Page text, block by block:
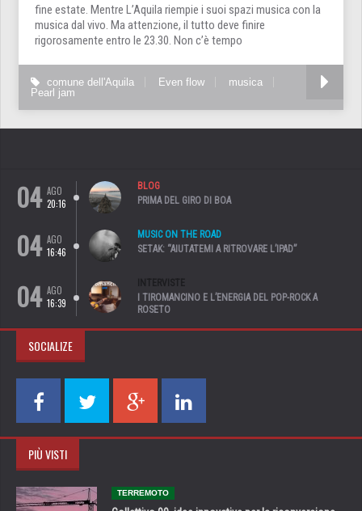
fine estate. Mentre L’Aquila riempie i suoi spazi musica con la
musica dal vivo. Ma attenzione, il tutto deve finire
rigorosamente entro le 23.30. Non c’è tempo
comune dell'Aquila Even flow
musica
Pearl jam
04 AGO
20:16
BLOG
PRIMA DEL GIRO DI BOA
04 AGO
16:46
MUSIC ON THE ROAD
SETAK: “AIUTATEMI A RITROVARE L’IPAD”
04 AGO
16:39
INTERVISTE
I TIROMANCINO E L’ENERGIA DEL POP-ROCK A
ROSETO
SOCIALIZE
PIÙ VISTI
TERREMOTO